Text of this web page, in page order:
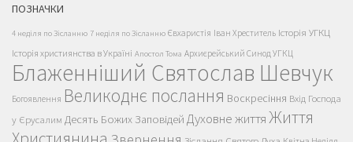
ПОЗНАЧКИ
4 неділя по Зісланню 7 неділя по Зісланню Євхаристія Іван Хреститель Історія УГКЦ
Історія християнства в Україні Апостол Тома Архиєрейський Синод УГКЦ
Блаженніший Святослав Шевчук
Богоявлення Великоднє послання Воскресіння Вхід Господа
у Єрусалим Десять Божих Заповідей Духовне життяЖиття